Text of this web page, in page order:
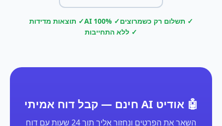
✓ תשלום רק כשמרוצים✓ 100% AI
✓ תוצאות מדידות
✓ ללא התחייבות
🤖 אודיט AI חינם — קבל דוח אמיתי
השאר את הפרטים ונחזור אליך תוך 24 שעות עם דוח